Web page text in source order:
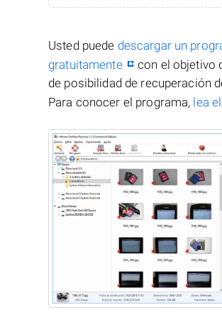
Usted puede descargar un
gratuitamente
con el objetivo
de posibilidad de recuperación
Para conocer el programa, lea